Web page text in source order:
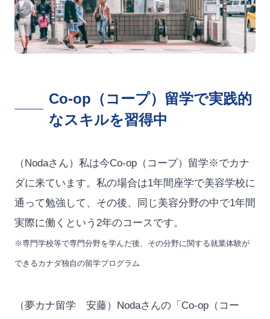
Co-op（コープ）留学で実践的
なスキルを習得中
（Nodaさん）私は今Co-op（コープ）留学※でカナ
ダに来ています。私の場合は1年間座学で美容学校に
通って勉強して、その後、同じ美容分野の中で1年間
実際に働くという2年のコースです。
※専門学校等で専門分野を学んだ後、その分野に関する就業体験が
できるカナダ独自の留学プログラム
（夢カナ留学 安藤）Nodaさんの「Co-op（コー